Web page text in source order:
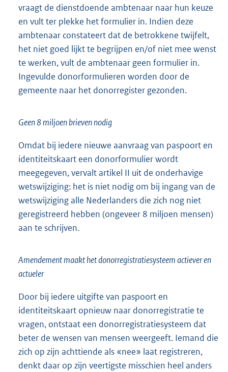
vraagt de dienstdoende ambtenaar naar hun keuze
en vult ter plekke het formulier in. Indien deze
ambtenaar constateert dat de betrokkene twijfelt,
het niet goed lijkt te begrijpen en/of niet mee wenst
te werken, vult de ambtenaar geen formulier in.
Ingevulde donorformulieren worden door de
gemeente naar het donorregister gezonden.
Geen 8 miljoen brieven nodig
Omdat bij iedere nieuwe aanvraag van paspoort en
identiteitskaart een donorformulier wordt
meegegeven, vervalt artikel II uit de onderhavige
wetswijziging: het is niet nodig om bij ingang van de
wetswijziging alle Nederlanders die zich nog niet
geregistreerd hebben (ongeveer 8 miljoen mensen)
aan te schrijven.
Amendement maakt het donorregistratiesysteem actiever en
actueler
Door bij iedere uitgifte van paspoort en
identiteitskaart opnieuw naar donorregistratie te
vragen, ontstaat een donorregistratiesysteem dat
beter de wensen van mensen weergeeft. Iemand die
zich op zijn achttiende als «nee» laat registreren,
denkt daar op zijn veertigste misschien heel anders